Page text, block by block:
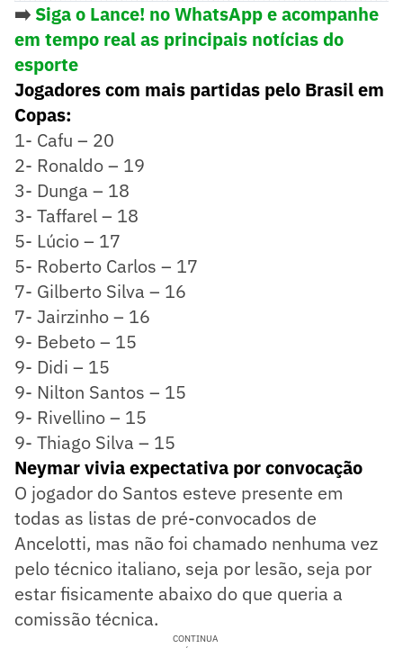
➡️ Siga o Lance! no WhatsApp e acompanhe
em tempo real as principais notícias do
esporte
Jogadores com mais partidas pelo Brasil em
Copas:
1- Cafu – 20
2- Ronaldo – 19
3- Dunga – 18
3- Taffarel – 18
5- Lúcio – 17
5- Roberto Carlos – 17
7- Gilberto Silva – 16
7- Jairzinho – 16
9- Bebeto – 15
9- Didi – 15
9- Nilton Santos – 15
9- Rivellino – 15
9- Thiago Silva – 15
Neymar vivia expectativa por convocação
O jogador do Santos esteve presente em
todas as listas de pré-convocados de
Ancelotti, mas não foi chamado nenhuma vez
pelo técnico italiano, seja por lesão, seja por
estar fisicamente abaixo do que queria a
comissão técnica.
CONTINUA